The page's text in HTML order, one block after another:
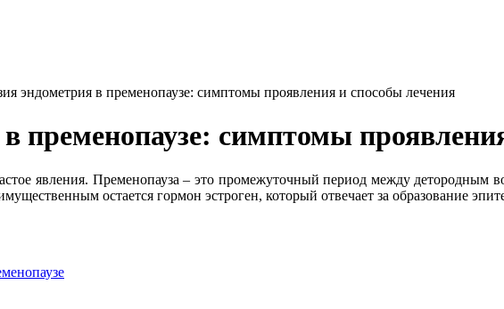
эндометрия в пременопаузе: симптомы проявления и способы лечения
пременопаузе: симптомы
явления. Пременопауза – это промежуточный период между
остается гормон эстроген, который отвечает за образование